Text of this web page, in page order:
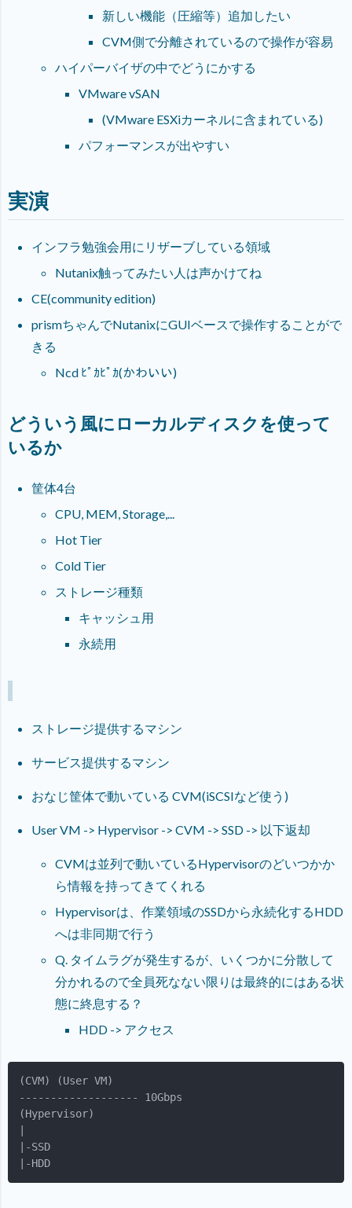
新しい機能（圧縮等）追加したい
CVM側で分離されているので操作が容易
ハイパーバイザの中でどうにかする
VMware vSAN
(VMware ESXiカーネルに含まれている)
パフォーマンスが出やすい
実演
インフラ勉強会用にリザーブしている領域
Nutanix触ってみたい人は声かけてね
CE(community edition)
prismちゃんでNutanixにGUIベースで操作することがで
きる
Ncd ﾋﾟｶﾋﾟｶ(かわいい)
どういう風にローカルディスクを使って
いるか
筐体4台
CPU, MEM, Storage,...
Hot Tier
Cold Tier
ストレージ種類
キャッシュ用
永続用
ストレージ提供するマシン
サービス提供するマシン
おなじ筐体で動いている CVM(iSCSIなど使う)
User VM -> Hypervisor -> CVM -> SSD -> 以下返却
CVMは並列で動いているHypervisorのどいつかか
ら情報を持ってきてくれる
Hypervisorは、作業領域のSSDから永続化するHDD
へは非同期で行う
Q. タイムラグが発生するが、いくつかに分散して
分かれるので全員死なない限りは最終的にはある状
態に終息する？
HDD -> アクセス
|-HDD